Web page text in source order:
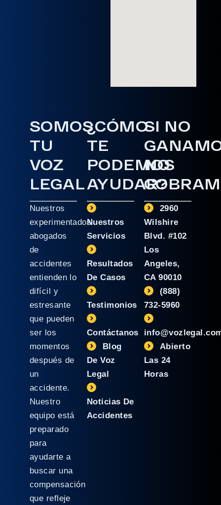
SOMOS
TU
VOZ
LEGAL
Nuestros
experimentados
abogados
de
accidentes
entienden lo
difícil y
estresante
que pueden
ser los
momentos
después de
un
accidente.
Nuestro
equipo está
preparado
para
ayudarte a
buscar una
compensación
que refleje
¿CÓMO
TE
PODEMOS
AYUDAR?
Nuestros
Servicios
Resultados
De Casos
Testimonios
Contáctanos
Blog
De Voz
Legal
Noticias De
Accidentes
SI NO
NO
2960
Wilshire
Blvd. #102
Los
Angeles,
CA 90010
(888)
732-5960
Abierto
Las 24
Horas